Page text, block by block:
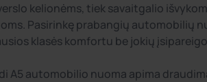
kelionėms, tiek savaitgalio
Pasirinkę prabangių automobilių
klasės komfortu be jokių
A5 automobilio nuoma apima